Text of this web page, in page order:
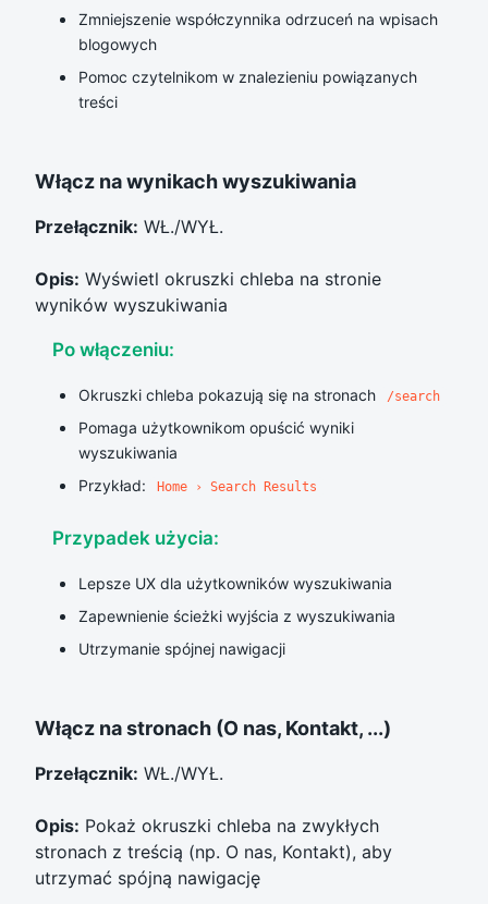
Zmniejszenie współczynnika odrzuceń na wpisach
blogowych
Pomoc czytelnikom w znalezieniu powiązanych
treści
Włącz na wynikach wyszukiwania
Przełącznik: WŁ./WYŁ.
Opis: Wyświetl okruszki chleba na stronie
wyników wyszukiwania
Po włączeniu:
Okruszki chleba pokazują się na stronach /search
Pomaga użytkownikom opuścić wyniki
wyszukiwania
Przykład:
Home › Search Results
Przypadek użycia:
Lepsze UX dla użytkowników wyszukiwania
Zapewnienie ścieżki wyjścia z wyszukiwania
Utrzymanie spójnej nawigacji
Włącz na stronach (O nas, Kontakt, ...)
Przełącznik: WŁ./WYŁ.
Opis: Pokaż okruszki chleba na zwykłych
stronach z treścią (np. O nas, Kontakt), aby
utrzymać spójną nawigację